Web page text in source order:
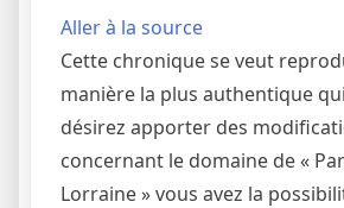
Aller à la source
Cette chronique se veut
manière la plus authentique
désirez apporter des
concernant le domaine de «
Lorraine » vous avez la